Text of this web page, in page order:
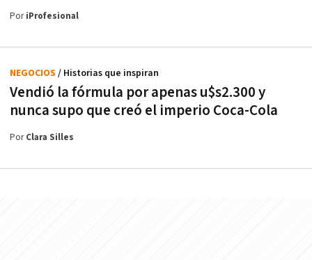
PoriProfesional
Vendió la fórmula por apenas u$s2.300 y
nunca supo que creó el imperio Coca-Cola
NEGOCIOS / Historias que inspiran
PorClara Silles